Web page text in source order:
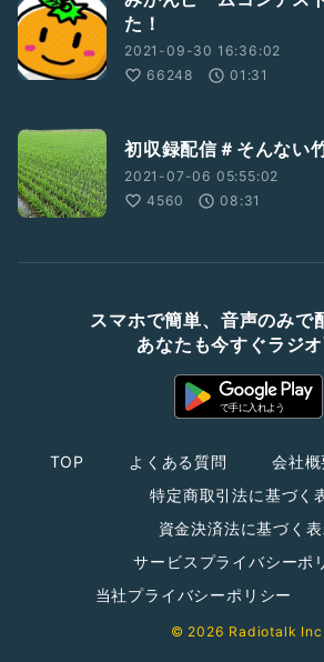
た！
2021-09-30 16:36:02
66248
01:31
初収録配信＃そんない
2021-07-06 05:55:02
4560
08:31
スマホで簡単、音声のみで
あなたも今すぐラジ
TOP よくある質問 会社概
特定商取引法に基づく
資金決済法に基づく
サービスプライバシーポ
当社プライバシーポリシー
© 2026 Radiotalk